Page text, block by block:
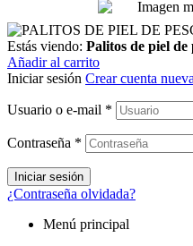
Estás viendo: Palitos de piel de
Añadir al carrito
Iniciar sesión Crear cuenta nueva
Usuario o e-mail *
Contraseña *
Iniciar sesión
¿Contraseña olvidada?
Menú principal